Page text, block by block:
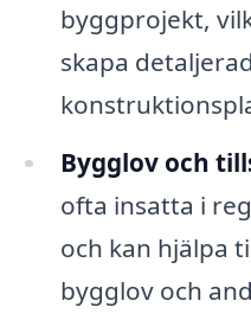
byggprojekt,
skapa
Bygglov och
ofta insatta i
och kan hjälpa
bygglov och